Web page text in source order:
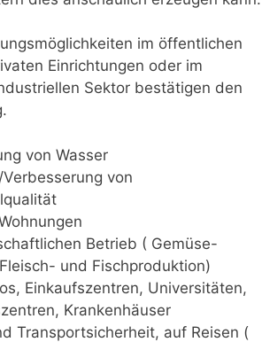
im öffentlichen
Einrichtungen oder im
Sektor bestätigen den
von Wasser
von
Betrieb ( Gemüse-
und Fischproduktion)
Einkaufszentren, Universitäten,
Krankenhäuser
Transportsicherheit, auf Reisen (